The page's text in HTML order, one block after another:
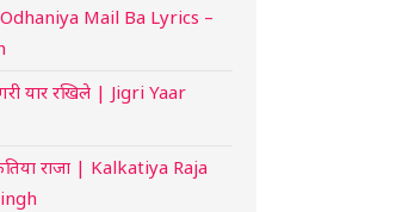
Mail Ba Lyrics –
यार रखिले | Jigri Yaar
राजा | Kalkatiya Raja